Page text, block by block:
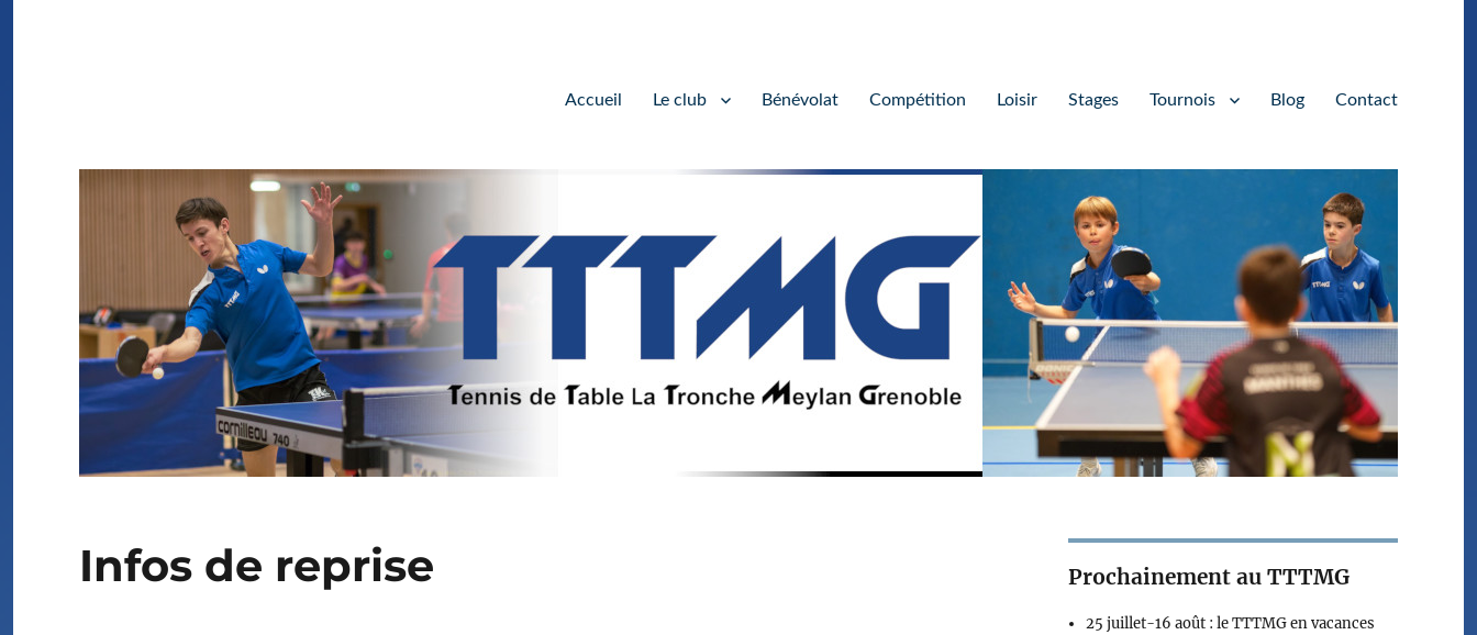
Accueil Le club Bénévolat Compétition Loisir Stages Tournois Blog Contact
Infos de reprise Prochainement au TTTMG
25 juillet-16 août : le TTTMG en vacances